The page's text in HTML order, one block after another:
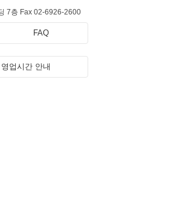
7층 Fax 02-6926-2600
FAQ
업시간 안내